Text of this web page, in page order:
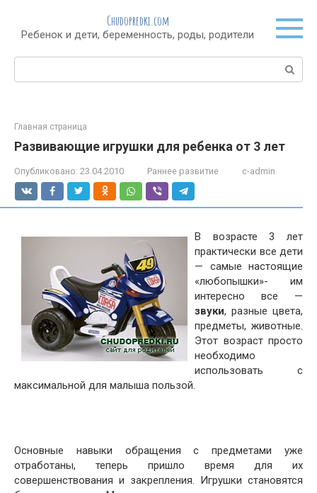
контенту
Chudopredki.com
Ребенок и дети, беременность, роды, родители
Поиск:
Главная страница
Развивающие игрушки для ребенка от 3 лет
Опубликовано: 23.04.2010 Раннее развитие c-admin
В возрасте 3 лет
практически все дети
— самые настоящие
«любопышки»- им
интересно все —
звуки, разные цвета,
предметы, животные.
Этот возраст просто
необходимо
использовать с
максимальной для малыша пользой.
Основные навыки обращения с предметами уже
отработаны, теперь пришло время для их
совершенствования и закрепления. Игрушки становятся